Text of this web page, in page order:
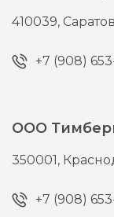
410039,
+7 (908)
ООО
350001,
+7 (908)